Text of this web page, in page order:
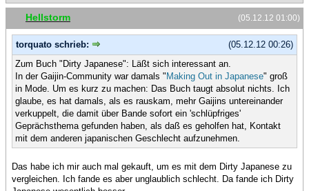
(05.12.12 01:00)
Hellstorm
(05.12.12 00:26)
torquato schrieb:
Zum Buch "Dirty Japanese": Läßt sich interessant an.
In der Gaijin-Community war damals " Making Out in Japanese" groß
in Mode. Um es kurz zu machen: Das Buch taugt absolut nichts. Ich
glaube, es hat damals, als es rauskam, mehr Gaijins untereinander
verkuppelt, die damit über Bande sofort ein 'schlüpfriges'
Geprächsthema gefunden haben, als daß es geholfen hat, Kontakt
mit dem anderen japanischen Geschlecht aufzunehmen.
Das habe ich mir auch mal gekauft, um es mit dem Dirty Japanese zu
vergleichen. Ich fande es aber unglaublich schlecht. Da fande ich Dirty